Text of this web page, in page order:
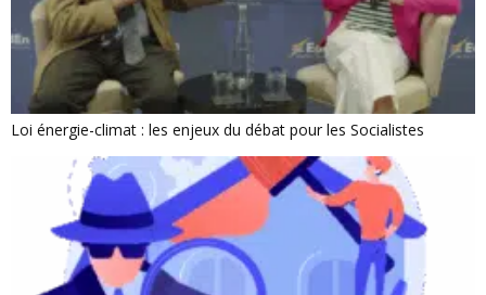
Loi énergie-climat : les enjeux du débat pour les Socialistes